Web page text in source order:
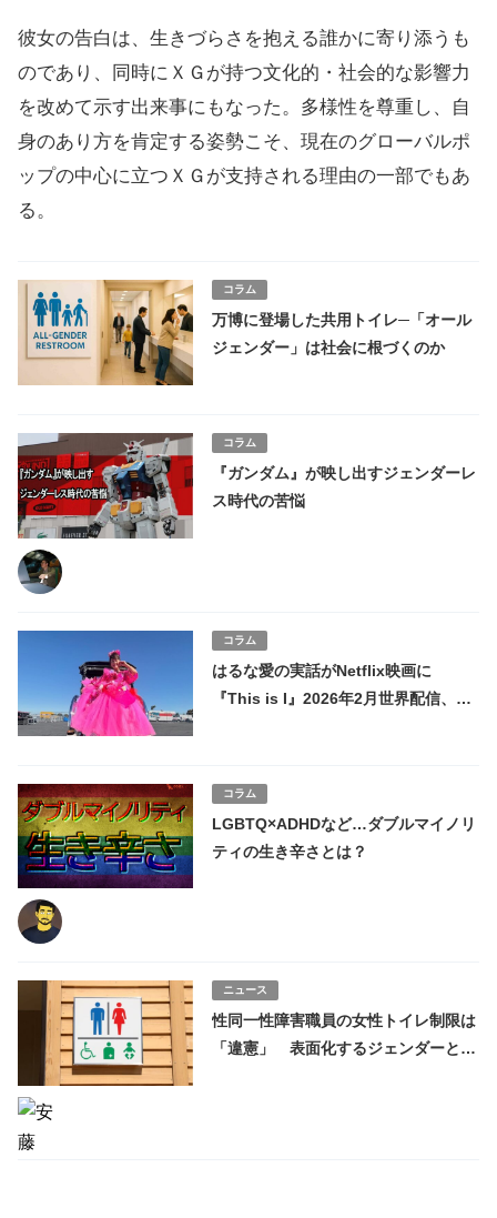
彼女の告白は、生きづらさを抱える誰かに寄り添うも
のであり、同時にＸＧが持つ文化的・社会的な影響力
を改めて示す出来事にもなった。多様性を尊重し、自
身のあり方を肯定する姿勢こそ、現在のグローバルポ
ップの中心に立つＸＧが支持される理由の一部でもあ
る。
コラム
万博に登場した共用トイレ─「オール
ジェンダー」は社会に根づくのか
コラム
『ガンダム』が映し出すジェンダーレ
ス時代の苦悩
コラム
はるな愛の実話がNetflix映画に
『This is I』2026年2月世界配信、主
コラム
LGBTQ×ADHDなど…ダブルマイノリ
ティの生き辛さとは？
ニュース
性同一性障害職員の女性トイレ制限は
「違憲」 表面化するジェンダーとト